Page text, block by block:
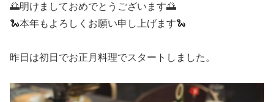
🌅明けましておめでとうございます🌅
🐍本年もよろしくお願い申し上げます🐍
昨日は初日でお正月料理でスタートしました。